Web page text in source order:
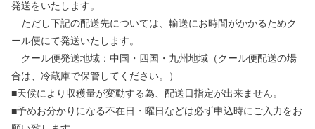
発送をいたします。
ただし下記の配送先については、輸送にお時間がかかるためク
ール便にて発送いたします。
クール便発送地域：中国・四国・九州地域（クール便配送の場
合は、冷蔵庫で保管してください。）
■天候により収穫量が変動する為、配送日指定が出来ません。
■予めお分かりになる不在日・曜日などは必ず申込時にご入力をお